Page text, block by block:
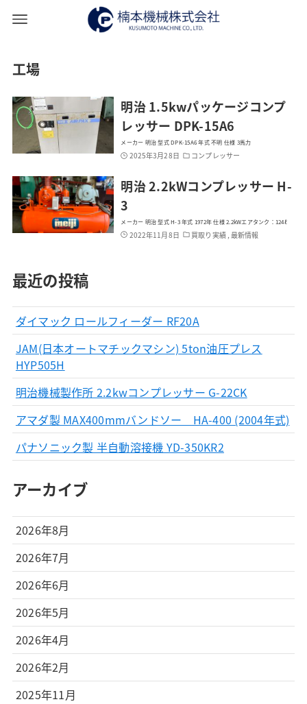
工場
明治 1.5kwパッケージコンプ
レッサー DPK-15A6
メーカー 明治 型式 DPK-15A6 年式 不明 仕様 3馬力
2025年3月28日 コンプレッサー
明治 2.2kWコンプレッサー H-
3
メーカー 明治 型式 H-3 年式 1972年 仕様 2.2kWエアタンク：124ℓ
2022年11月8日 買取り実績 , 最新情報
最近の投稿
ダイマック ロールフィーダー RF20A
JAM(日本オートマチックマシン) 5ton油圧プレス
HYP505H
明治機械製作所 2.2kwコンプレッサー G-22CK
アマダ製 MAX400mmバンドソー HA-400 (2004年式)
パナソニック製 半自動溶接機 YD-350KR2
アーカイブ
2026年8月
2026年7月
2026年6月
2026年5月
2026年4月
2026年2月
2025年11月